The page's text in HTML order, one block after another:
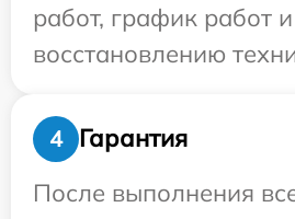
работ, график работ
восстановлению
4
Гарантия
После выполнения